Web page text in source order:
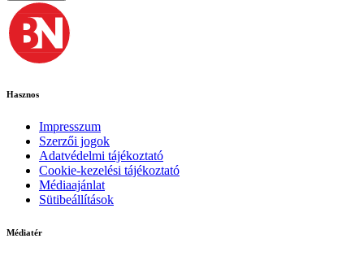
Hasznos
Impresszum
Szerzői jogok
Adatvédelmi tájékoztató
Cookie-kezelési tájékoztató
Médiaajánlat
Sütibeállítások
Médiatér